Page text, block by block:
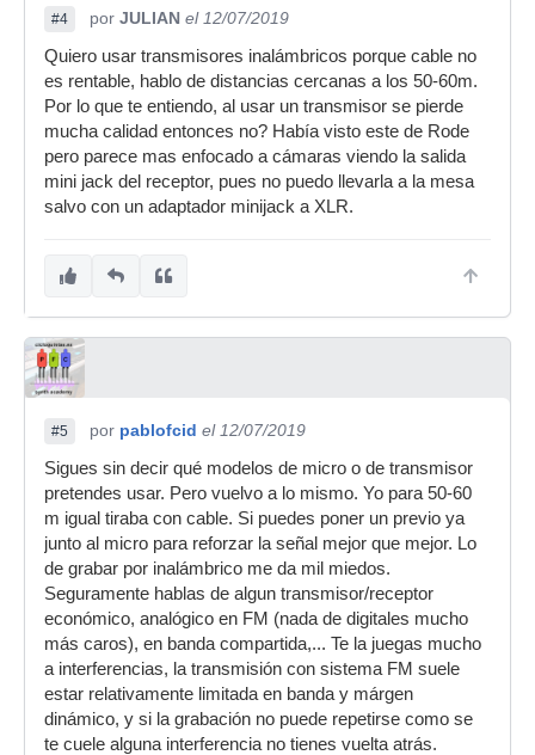
#4 por JULIAN el 12/07/2019
Quiero usar transmisores inalámbricos porque cable no
es rentable, hablo de distancias cercanas a los 50-60m.
Por lo que te entiendo, al usar un transmisor se pierde
mucha calidad entonces no? Había visto este de Rode
pero parece mas enfocado a cámaras viendo la salida
mini jack del receptor, pues no puedo llevarla a la mesa
salvo con un adaptador minijack a XLR.
#5 por pablofcid el 12/07/2019
Sigues sin decir qué modelos de micro o de transmisor
pretendes usar. Pero vuelvo a lo mismo. Yo para 50-60
m igual tiraba con cable. Si puedes poner un previo ya
junto al micro para reforzar la señal mejor que mejor. Lo
de grabar por inalámbrico me da mil miedos.
Seguramente hablas de algun transmisor/receptor
económico, analógico en FM (nada de digitales mucho
más caros), en banda compartida,... Te la juegas mucho
a interferencias, la transmisión con sistema FM suele
estar relativamente limitada en banda y márgen
dinámico, y si la grabación no puede repetirse como se
te cuele alguna interferencia no tienes vuelta atrás.